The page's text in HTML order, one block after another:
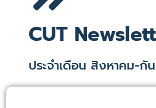
CUT
ประจำเดือน สิงหาคม-